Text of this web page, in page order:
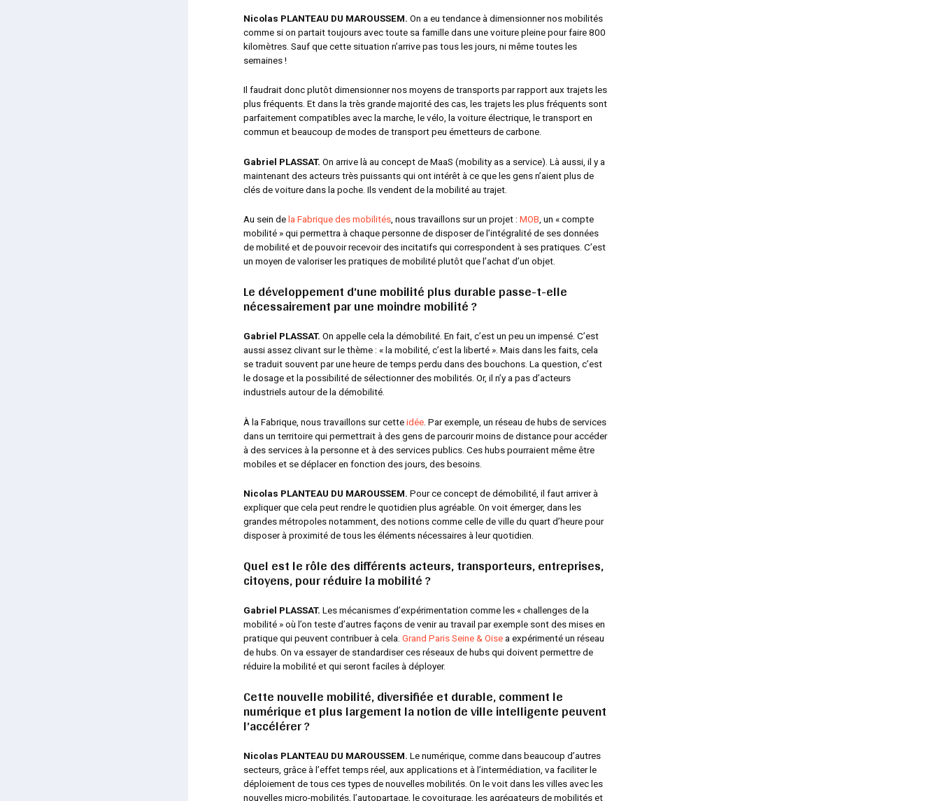
Nicolas PLANTEAU DU MAROUSSEM. On a eu tendance à dimensionner nos mobilités
comme si on partait toujours avec toute sa famille dans une voiture pleine pour faire 800
kilomètres. Sauf que cette situation n’arrive pas tous les jours, ni même toutes les
semaines !
Il faudrait donc plutôt dimensionner nos moyens de transports par rapport aux trajets les
plus fréquents. Et dans la très grande majorité des cas, les trajets les plus fréquents sont
parfaitement compatibles avec la marche, le vélo, la voiture électrique, le transport en
commun et beaucoup de modes de transport peu émetteurs de carbone.
Gabriel PLASSAT. On arrive là au concept de MaaS (mobility as a service). Là aussi, il y a
maintenant des acteurs très puissants qui ont intérêt à ce que les gens n’aient plus de
clés de voiture dans la poche. Ils vendent de la mobilité au trajet.
Au sein dela Fabrique des mobilités, nous travaillons sur un projet :MOB, un « compte
mobilité » qui permettra à chaque personne de disposer de l’intégralité de ses données
de mobilité et de pouvoir recevoir des incitatifs qui correspondent à ses pratiques. C’est
un moyen de valoriser les pratiques de mobilité plutôt que l’achat d’un objet.
Le développement d’une mobilité plus durable passe-t-elle
nécessairement par une moindre mobilité ?
Gabriel PLASSAT. On appelle cela la démobilité. En fait, c’est un peu un impensé. C’est
aussi assez clivant sur le thème : « la mobilité, c’est la liberté ». Mais dans les faits, cela
se traduit souvent par une heure de temps perdu dans des bouchons. La question, c’est
le dosage et la possibilité de sélectionner des mobilités. Or, il n’y a pas d’acteurs
industriels autour de la démobilité.
À la Fabrique, nous travaillons sur cetteidée . Par exemple, un réseau de hubs de services
dans un territoire qui permettrait à des gens de parcourir moins de distance pour accéder
à des services à la personne et à des services publics. Ces hubs pourraient même être
mobiles et se déplacer en fonction des jours, des besoins.
Nicolas PLANTEAU DU MAROUSSEM. Pour ce concept de démobilité, il faut arriver à
expliquer que cela peut rendre le quotidien plus agréable. On voit émerger, dans les
grandes métropoles notamment, des notions comme celle de ville du quart d’heure pour
disposer à proximité de tous les éléments nécessaires à leur quotidien.
Quel est le rôle des différents acteurs, transporteurs, entreprises,
citoyens, pour réduire la mobilité ?
Gabriel PLASSAT. Les mécanismes d’expérimentation comme les « challenges de la
mobilité » où l’on teste d’autres façons de venir au travail par exemple sont des mises en
pratique qui peuvent contribuer à cela.Grand Paris Seine & Oisea expérimenté un réseau
de hubs. On va essayer de standardiser ces réseaux de hubs qui doivent permettre de
réduire la mobilité et qui seront faciles à déployer.
Cette nouvelle mobilité, diversifiée et durable, comment le
numérique et plus largement la notion de ville intelligente peuvent
l’accélérer ?
Nicolas PLANTEAU DU MAROUSSEM. Le numérique, comme dans beaucoup d’autres
secteurs, grâce à l’effet temps réel, aux applications et à l’intermédiation, va faciliter le
déploiement de tous ces types de nouvelles mobilités. On le voit dans les villes avec les
nouvelles micro-mobilités, l’autopartage, le covoiturage, les agrégateurs de mobilités et